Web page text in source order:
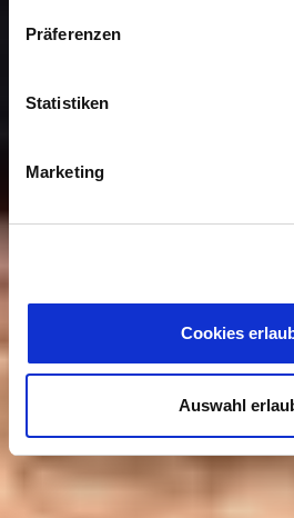
Präferenzen
Statistiken
Marketing
Cookies
Auswahl